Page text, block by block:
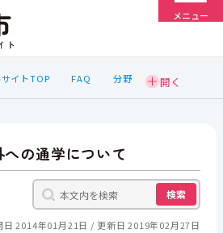
メニュー
イトTOP FAQ 分野
の通学について
検索
日 2014年01月21日 更新日 2019年02月27日